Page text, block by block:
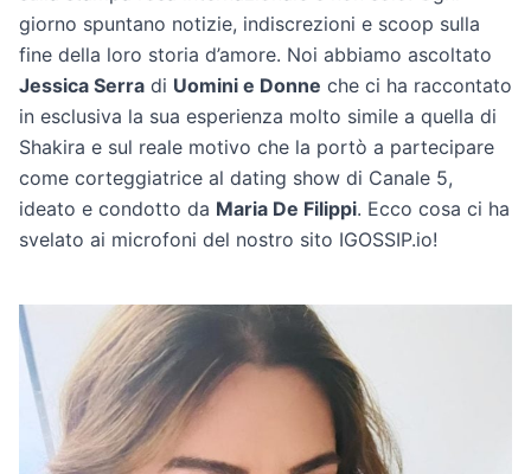
giorno spuntano notizie, indiscrezioni e scoop sulla
fine della loro storia d’amore. Noi abbiamo ascoltato
Jessica Serra di Uomini e Donne che ci ha raccontato
in esclusiva la sua esperienza molto simile a quella di
Shakira e sul reale motivo che la portò a partecipare
come corteggiatrice al dating show di Canale 5,
ideato e condotto da Maria De Filippi. Ecco cosa ci ha
svelato ai microfoni del nostro sito IGOSSIP.io!